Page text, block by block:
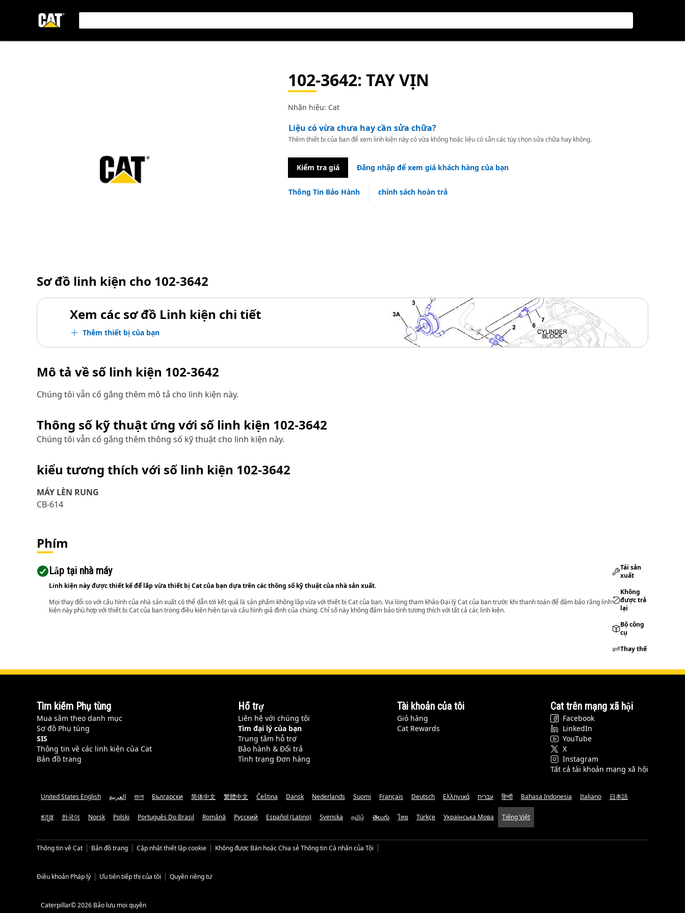
102-3642: TAY VỊN
Nhãn hiệu: Cat
Liệu có vừa chưa hay cần sửa chữa?
Thêm thiết bị của bạn để xem linh kiện này có vừa không hoặc liệu có sẵn các tùy chọn sửa chữa hay không.
Kiểm tra giá Đăng nhập để xem giá khách hàng của bạn
Thông Tin Bảo Hành chính sách hoàn trả
Sơ đồ linh kiện cho 102-3642
Xem các sơ đồ Linh kiện chi tiết
Thêm thiết bị của bạn
Mô tả về số linh kiện 102-3642
Chúng tôi vẫn cố gắng thêm mô tả cho linh kiện này.
Thông số kỹ thuật ứng với số linh kiện 102-3642
Chúng tôi vẫn cố gắng thêm thông số kỹ thuật cho linh kiện này.
kiểu tương thích với số linh kiện 102-3642
MÁY LÈN RUNG
CB-614
Phím
Lắp tại nhà máy
Linh kiện này được thiết kế để lắp vừa thiết bị Cat của bạn dựa trên các thông số kỹ thuật của nhà sản xuất.
Mọi thay đổi so với cấu hình của nhà sản xuất có thể dẫn tới kết quả là sản phẩm không lắp vừa với thiết bị Cat của bạn. Vui lòng tham khảo Đại lý Cat của bạn trước khi thanh toán để đảm bảo rằng linh
kiện này phù hợp với thiết bị Cat của bạn trong điều kiện hiện tại và cấu hình giả định của chúng. Chỉ số này không đảm bảo tính tương thích với tất cả các linh kiện.
Tái sản
xuất
Không
được trả
lại
Bộ công
cụ
Thay thế
Tìm kiếm Phụ tùng
Mua sắm theo danh mục
Sơ đồ Phụ tùng
SIS
Thông tin về các linh kiện của Cat
Bản đồ trang
Hỗ trợ
Liên hệ với chúng tôi
Tìm đại lý của bạn
Trung tâm hỗ trợ
Bảo hành & Đổi trả
Tình trạng Đơn hàng
Tài khoản của tôi
Giỏ hàng
Cat Rewards
Cat trên mạng xã hội
Facebook
LinkedIn
YouTube
X
Instagram
Tất cả tài khoản mạng xã hội
United States English العربية বাংলা Български 简体中文 繁體中文 Čeština Dansk Nederlands Suomi Français Deutsch Ελληνικά עברית हिन्दी Bahasa Indonesia Italiano 日本語
ಕನ್ನಡ 한국어 Norsk Polski Português Do Brasil Română Русский Español (Latino) Svenska தமிழ் తెలుగు ไทย Türkçe Українська Мова Tiếng Việt
Thông tin về Cat Bản đồ trang Cập nhật thiết lập cookie Không được Bán hoặc Chia sẻ Thông tin Cá nhân của Tôi
Điều khoản Pháp lý Ưu tiên tiếp thị của tôi Quyền riêng tư
Caterpillar© 2026 Bảo lưu mọi quyền